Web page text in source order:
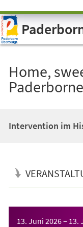
Visuelle
Assistenzsoftware
öffnen.
Home,
Intervention im
13. Juni 2026– 13.